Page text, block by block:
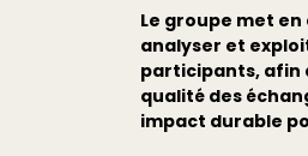
Le groupe met
analyser et
participants, afin
qualité des
impact durable